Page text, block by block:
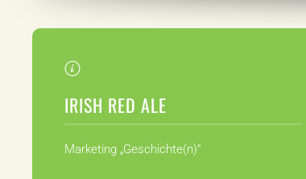
IRISH RED ALE
Marketing „Geschichte(n)“